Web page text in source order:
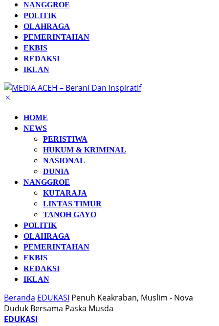
NANGGROE
POLITIK
OLAHRAGA
PEMERINTAHAN
EKBIS
REDAKSI
IKLAN
HOME
NEWS
PERISTIWA
HUKUM & KRIMINAL
NASIONAL
DUNIA
NANGGROE
KUTARAJA
LINTAS TIMUR
TANOH GAYO
POLITIK
OLAHRAGA
PEMERINTAHAN
EKBIS
REDAKSI
IKLAN
Beranda EDUKASI Penuh Keakraban, Muslim - Nova
Duduk Bersama Paska Musda
EDUKASI